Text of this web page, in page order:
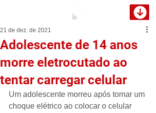
Adolescente de 14 anos
morre eletrocutado ao
tentar carregar celular
21 de dez. de 2021
Um adolescente morreu após tomar um
choque elétrico ao colocar o celular